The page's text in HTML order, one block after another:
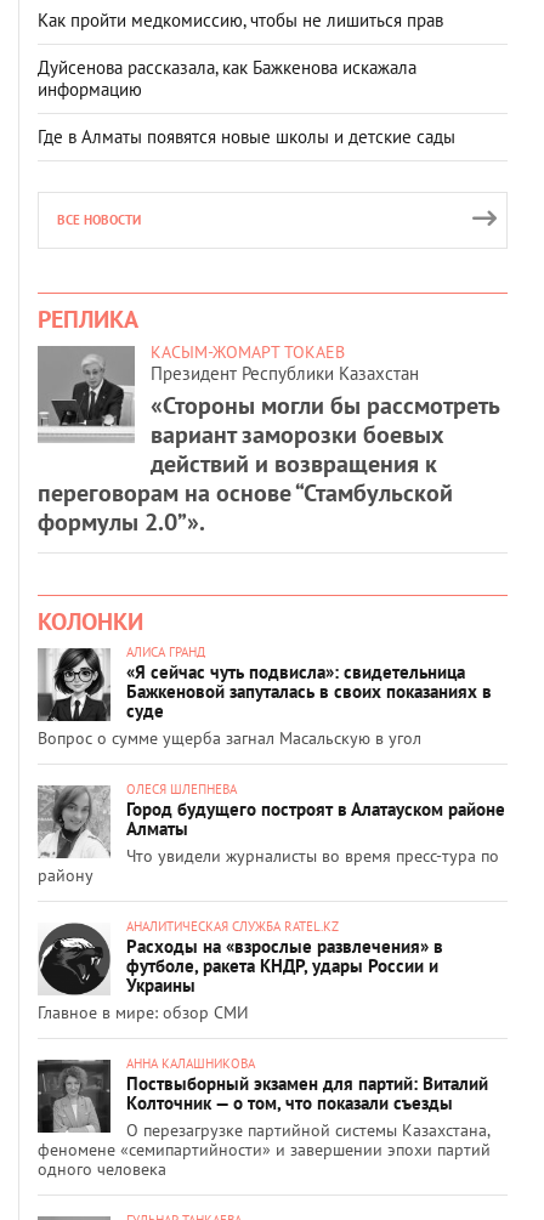
Как пройти медкомиссию, чтобы не лишиться прав
Дуйсенова рассказала, как Бажкенова искажала
информацию
Где в Алматы появятся новые школы и детские сады
ВСЕ НОВОСТИ
РЕПЛИКА
КАСЫМ-ЖОМАРТ ТОКАЕВ
Президент Республики Казахстан
«Стороны могли бы рассмотреть
вариант заморозки боевых
действий и возвращения к
переговорам на основе “Стамбульской
формулы 2.0”».
КОЛОНКИ
АЛИСА ГРАНД
«Я сейчас чуть подвисла»: свидетельница
Бажкеновой запуталась в своих показаниях в
суде
Вопрос о сумме ущерба загнал Масальскую в угол
ОЛЕСЯ ШЛЕПНЕВА
Город будущего построят в Алатауском районе
Алматы
Что увидели журналисты во время пресс-тура по
району
АНАЛИТИЧЕСКАЯ СЛУЖБА RATEL.KZ
Расходы на «взрослые развлечения» в
футболе, ракета КНДР, удары России и
Украины
Главное в мире: обзор СМИ
АННА КАЛАШНИКОВА
Поствыборный экзамен для партий: Виталий
Колточник — о том, что показали съезды
О перезагрузке партийной системы Казахстана,
феномене «семипартийности» и завершении эпохи партий
одного человека